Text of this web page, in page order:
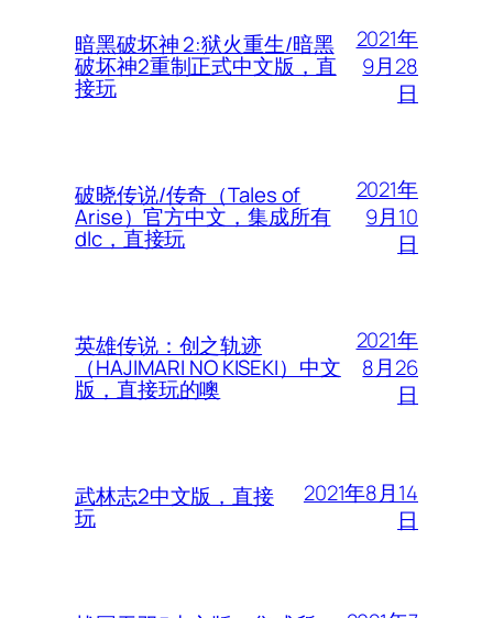
暗黑破坏神 2:狱火重生/暗黑
破坏神2重制正式中文版，直
接玩
2021年
9月28
日
破晓传说/传奇（Tales of
Arise）官方中文，集成所有
dlc，直接玩
2021年
9月10
日
英雄传说：创之轨迹
（HAJIMARI NO KISEKI）中文
版，直接玩的噢
2021年
8月26
日
武林志2中文版，直接
玩
2021年8月14
日